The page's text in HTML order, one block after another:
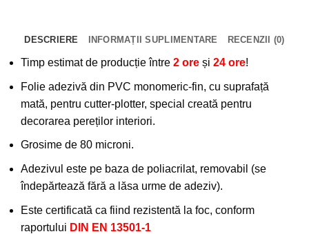
DESCRIERE INFORMAȚII SUPLIMENTARE RECENZII (0)
Timp estimat de producție între 2 ore și 24 ore!
Folie adezivă din PVC monomeric-fin, cu suprafață
mată, pentru cutter-plotter, special creată pentru
decorarea pereților interiori.
Grosime de 80 microni.
Adezivul este pe baza de poliacrilat, removabil (se
îndepărtează fără a lăsa urme de adeziv).
Este certificată ca fiind rezistentă la foc, conform
raportului DIN EN 13501-1